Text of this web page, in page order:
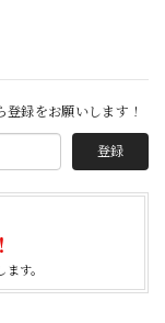
録をお願いします！
登録
す。
【USED】Canadian Army IECS Fleece Pants 実物 カナダ軍 フリースパンツ ユーズド